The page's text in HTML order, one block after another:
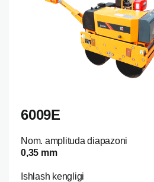
6009E
Nom. amplituda diapazoni
0,35 mm
Ishlash kengligi